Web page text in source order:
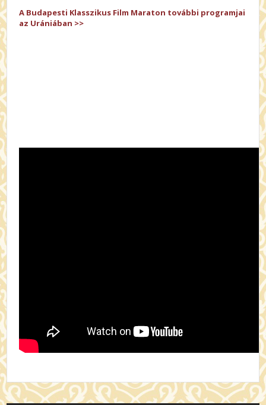
A Budapesti Klasszikus Film Maraton további programjai
az Urániában >>